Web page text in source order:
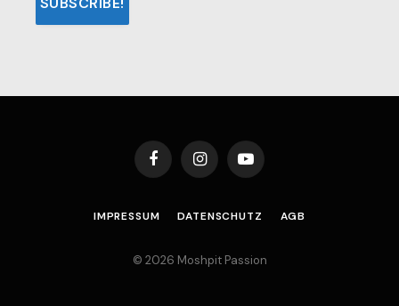
FacebookInstagramYouTube
IMPRESSUM DATENSCHUTZ AGB
© 2026 Moshpit Passion